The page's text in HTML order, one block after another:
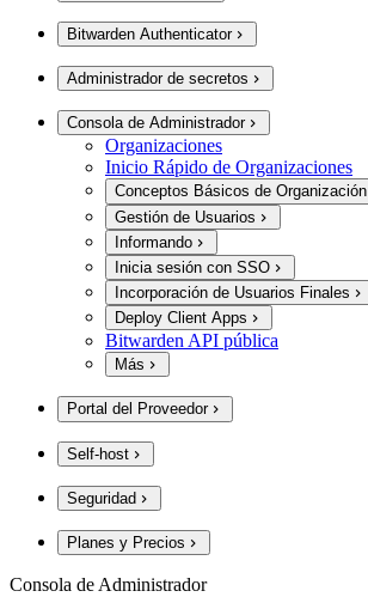
Bitwarden Authenticator
Administrador de secretos
Consola de Administrador
Organizaciones
Inicio Rápido de Organizaciones
Conceptos Básicos de Organización
Gestión de Usuarios
Informando
Inicia sesión con SSO
Incorporación de Usuarios Finales
Deploy Client Apps
Bitwarden API pública
Más
Portal del Proveedor
Self-host
Seguridad
Planes y Precios
Consola de Administrador